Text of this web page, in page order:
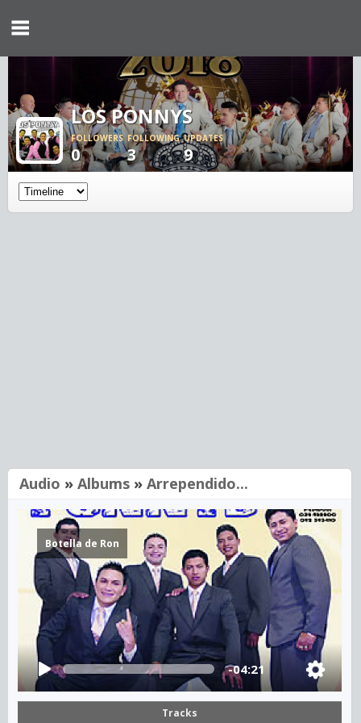
LOS PONNYS
FOLLOWERS
0
FOLLOWING
3
UPDATES
9
Audio » Albums » Arrependido...
Botella de Ron
-04:21
Tracks